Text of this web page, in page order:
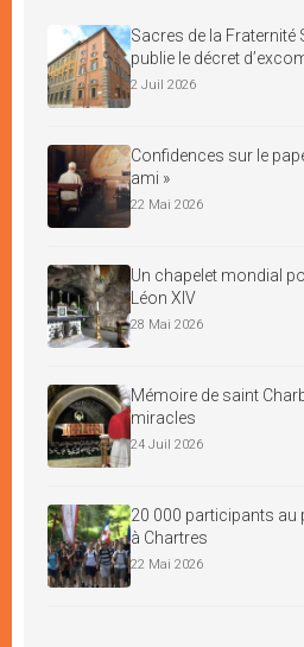
Sacres de la Fraternité
publie le décret
2 Juil 2026
Confidences sur le
ami »
22 Mai 2026
Un chapelet mondial
Léon XIV
28 Mai 2026
Mémoire de saint
miracles
24 Juil 2026
20 000 participants au
à Chartres
22 Mai 2026